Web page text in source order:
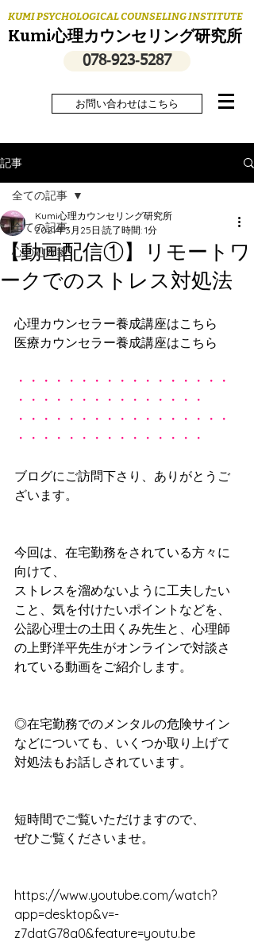
KUMI PSYCHOLOGICAL COUNSELING INSTITUTE
Kumi心理カウンセリング研究所
078‐923‐5287
お問い合わせはこちら
記事
全ての記事
心の処方箋
全ての記事
【動画配信①】リモートワ
ークでのストレス対処法
Kumi心理カウンセリング研究所
2021年3月25日 読了時間: 1分
心理カウンセラー養成講座はこちら
医療カウンセラー養成講座はこちら
・・・・・・・・・・・・・・・・・
・・・・・・・・・・・・・・・
・・・・・・・・・・・・・・・・・
・・・・・・・・・・・・・・・
ブログにご訪問下さり、ありがとうご
ざいます。
今回は、在宅勤務をされている方々に
向けて、
ストレスを溜めないように工夫したい
こと、気を付けたいポイントなどを、
公認心理士の土田くみ先生と、心理師
の上野洋平先生がオンラインで対談さ
れている動画をご紹介します。
◎在宅勤務でのメンタルの危険サイン
などについても、いくつか取り上げて
対処法もお話しされています。
短時間でご覧いただけますので、
ぜひご覧くださいませ。
https://www.youtube.com/watch?
app=desktop&v=-
z7datG78a0&feature=youtu.be